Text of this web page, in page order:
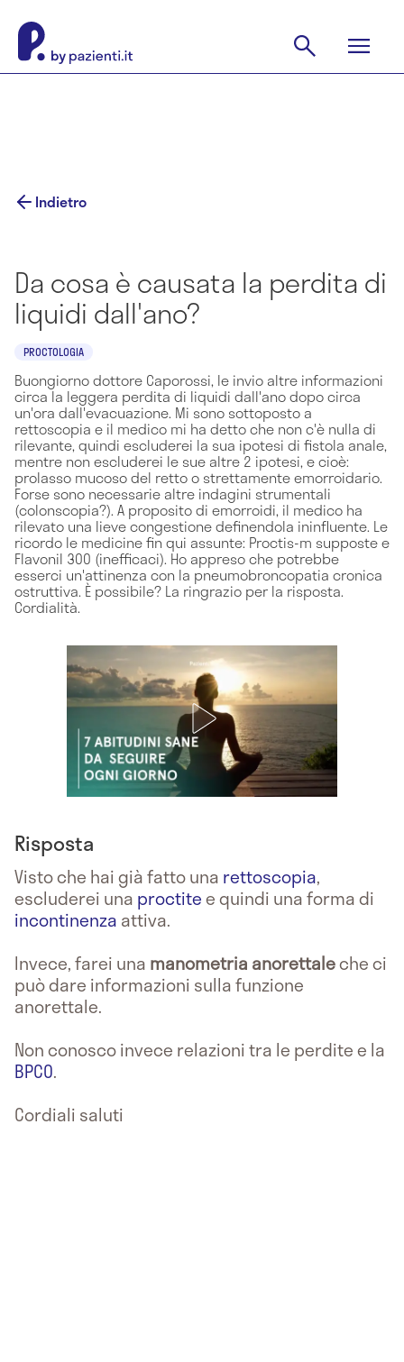
Indietro
Da cosa è causata la perdita di
liquidi dall'ano?
PROCTOLOGIA
Buongiorno dottore Caporossi, le invio altre informazioni
circa la leggera perdita di liquidi dall'ano dopo circa
un'ora dall'evacuazione. Mi sono sottoposto a
rettoscopia e il medico mi ha detto che non c'è nulla di
rilevante, quindi escluderei la sua ipotesi di fistola anale,
mentre non escluderei le sue altre 2 ipotesi, e cioè:
prolasso mucoso del retto o strettamente emorroidario.
Forse sono necessarie altre indagini strumentali
(colonscopia?). A proposito di emorroidi, il medico ha
rilevato una lieve congestione definendola ininfluente. Le
ricordo le medicine fin qui assunte: Proctis-m supposte e
Flavonil 300 (inefficaci). Ho appreso che potrebbe
esserci un'attinenza con la pneumobroncopatia cronica
ostruttiva. È possibile? La ringrazio per la risposta.
Cordialità.
Risposta
Visto che hai già fatto una rettoscopia,
escluderei una proctitee quindi una forma di
incontinenza attiva.
Invece, farei una manometria anorettaleche ci
può dare informazioni sulla funzione
anorettale.
Non conosco invece relazioni tra le perdite e la
BPCO.
Cordiali saluti